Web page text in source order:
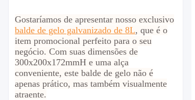
Gostaríamos de apresentar nosso exclusivo
balde de gelo galvanizado de 8L, que é o
item promocional perfeito para o seu
negócio. Com suas dimensões de
300x200x172mmH e uma alça
conveniente, este balde de gelo não é
apenas prático, mas também visualmente
atraente.